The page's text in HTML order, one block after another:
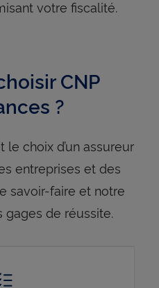
votre fiscalité.
CNP
?
le choix d’un assureur
entreprises et des
savoir-faire et notre
de réussite.